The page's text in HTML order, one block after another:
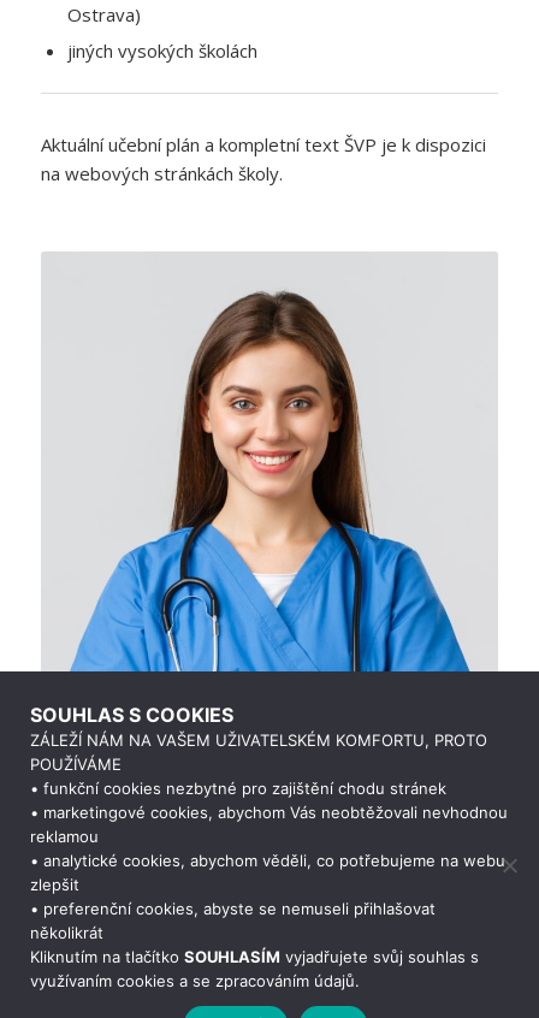
Ostrava)
jiných vysokých školách
Aktuální učební plán a kompletní text ŠVP je k dispozici
na webových stránkách školy.
SOUHLAS S COOKIES
ZÁLEŽÍ NÁM NA VAŠEM UŽIVATELSKÉM KOMFORTU, PROTO
POUŽÍVÁME
• funkční cookies nezbytné pro zajištění chodu stránek
• marketingové cookies, abychom Vás neobtěžovali nevhodnou
reklamou
• analytické cookies, abychom věděli, co potřebujeme na webu
zlepšit
• preferenční cookies, abyste se nemuseli přihlašovat
několikrát
Kliknutím na tlačítko SOUHLASÍM vyjadřujete svůj souhlas s
využívaním cookies a se zpracováním údajů.
Potřebujete poradit?Zeptejte se našeho